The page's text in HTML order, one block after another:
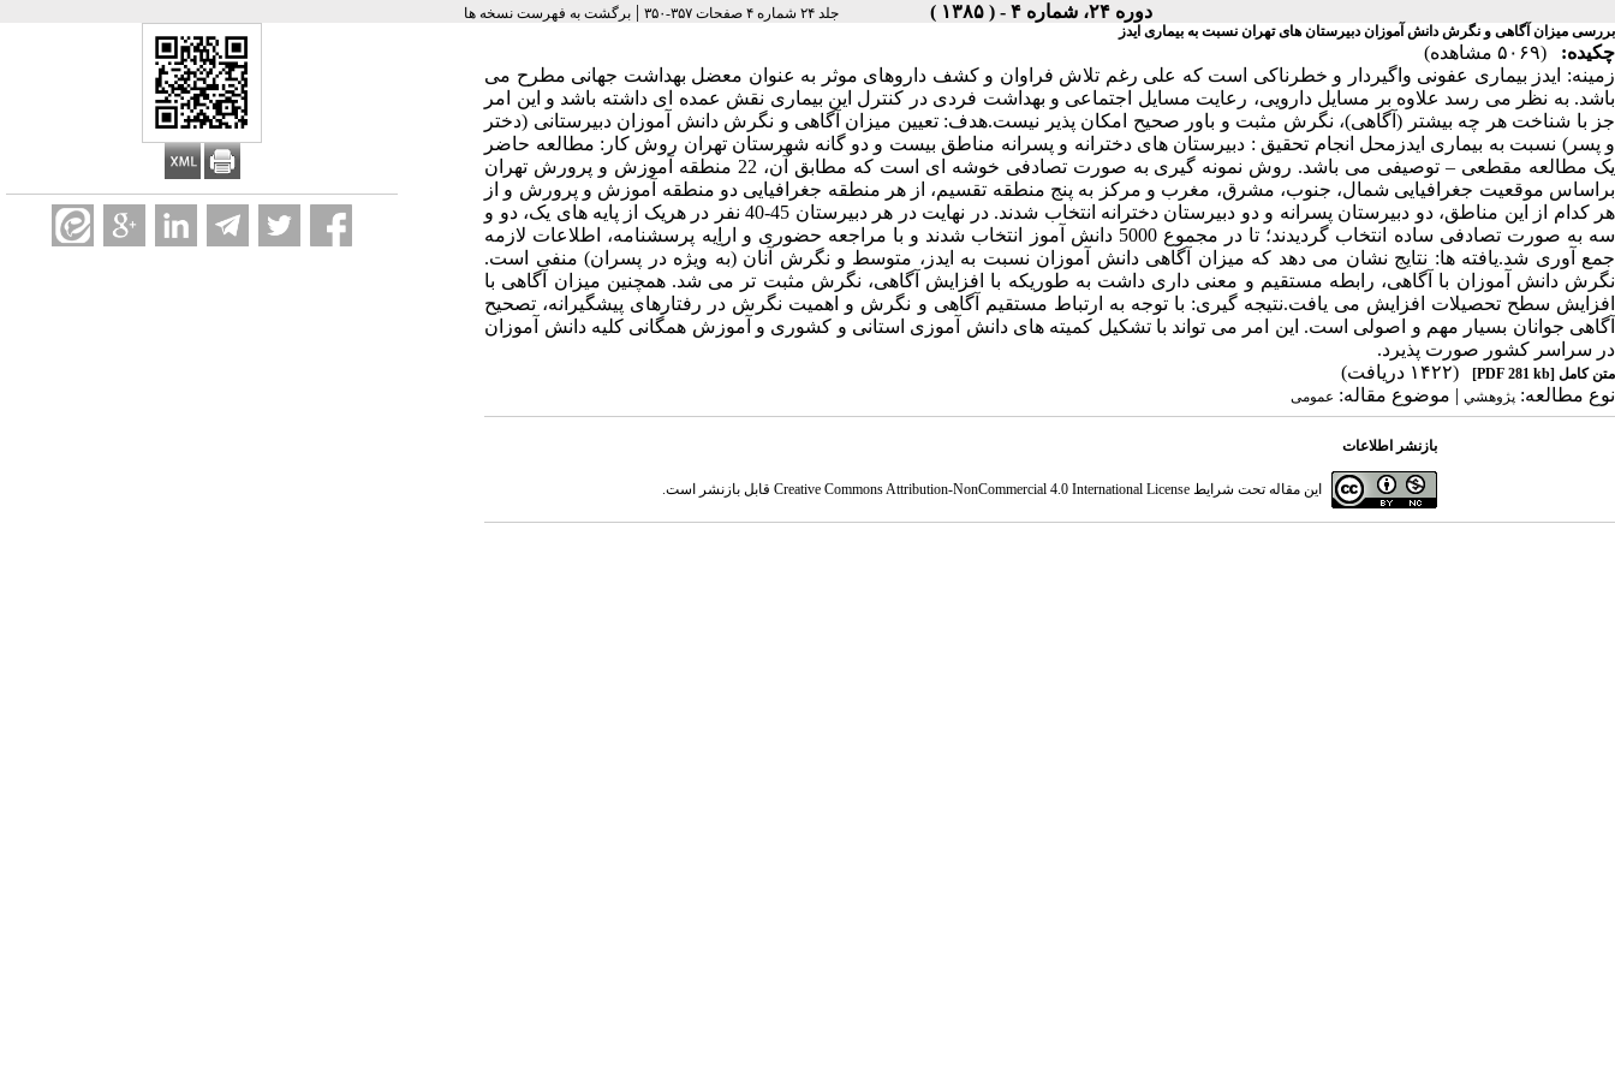
دوره ۲۴، شماره ۴ - ( ۱۳۸۵ ) جلد ۲۴ شماره ۴ صفحات ۳۵۷-۳۵۰ |برگشت به فهرست نسخه ها
بررسی میزان آگاهی و نگرش دانش آموزان دبیرستان های تهران نسبت به بیماری ایدز
چکیده:
(۵۰۶۹ مشاهده)
زمینه: ایدز بیماری عفونی واگیردار و خطرناکی است که علی رغم تلاش فراوان و کشف داروهای موثر به عنوان معضل بهداشت جهانی مطرح می
باشد. به نظر می رسد علاوه بر مسایل دارویی، رعایت مسایل اجتماعی و بهداشت فردی در کنترل این بیماری نقش عمده ای داشته باشد و این امر
جز با شناخت هر چه بیشتر (آگاهی)، نگرش مثبت و باور صحیح امکان پذیر نیست.هدف: تعیین میزان آگاهی و نگرش دانش آموزان دبیرستانی (دختر
و پسر) نسبت به بیماری ایدزمحل انجام تحقیق : دبیرستان های دخترانه و پسرانه مناطق بیست و دو گانه شهرستان تهران روش کار: مطالعه حاضر
یک مطالعه مقطعی – توصیفی می باشد. روش نمونه گیری به صورت تصادفی خوشه ای است که مطابق آن، 22 منطقه آموزش و پرورش تهران
براساس موقعیت جغرافیایی شمال، جنوب، مشرق، مغرب و مرکز به پنج منطقه تقسیم، از هر منطقه جغرافیایی دو منطقه آموزش و پرورش و از
هر کدام از این مناطق، دو دبیرستان پسرانه و دو دبیرستان دخترانه انتخاب شدند. در نهایت در هر دبیرستان 45-40 نفر در هریک از پایه های یک، دو و
سه به صورت تصادفی ساده انتخاب گردیدند؛ تا در مجموع 5000 دانش آموز انتخاب شدند و با مراجعه حضوری و اراِیه پرسشنامه، اطلاعات لازمه
جمع آوری شد.یافته ها: نتایج نشان می دهد که میزان آگاهی دانش آموزان نسبت به ایدز، متوسط و نگرش آنان (به ویژه در پسران) منفی است.
نگرش دانش آموزان با آگاهی، رابطه مستقیم و معنی داری داشت به طوریکه با افزایش آگاهی، نگرش مثبت تر می شد. همچنین میزان آگاهی با
افزایش سطح تحصیلات افزایش می یافت.نتیجه گیری: با توجه به ارتباط مستقیم آگاهی و نگرش و اهمیت نگرش در رفتارهای پیشگیرانه، تصحیح
آگاهی جوانان بسیار مهم و اصولی است. این امر می تواند با تشکیل کمیته های دانش آموزی استانی و کشوری و آموزش همگانی کلیه دانش آموزان
در سراسر کشور صورت پذیرد.
متن کامل [PDF 281 kb]
(۱۴۲۲ دریافت)
نوع مطالعه: پژوهشي | موضوع مقاله: عمومى
بازنشر اطلاعات
این مقاله تحت شرایط Creative Commons Attribution-NonCommercial 4.0 International Licenseقابل بازنشر است.